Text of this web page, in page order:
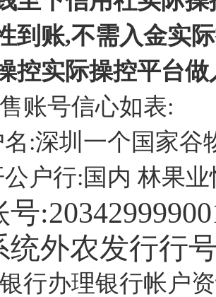
到账,不需入金实
控实际操控平台
账号信心如表:
名:深圳一个国家谷
公户行:国内 林果
号:
统外农发行行
行办理银行帐户